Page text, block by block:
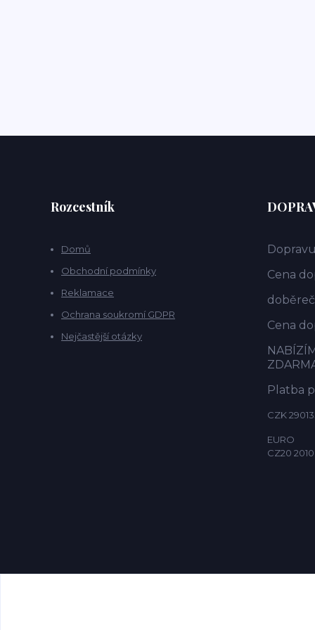
Rozcestník
Domů
Obchodní podmínky
Reklamace
Ochrana soukromí GDPR
Nejčastější otázky
Cena
Cena
Platba
CZK
EURO
CZ20